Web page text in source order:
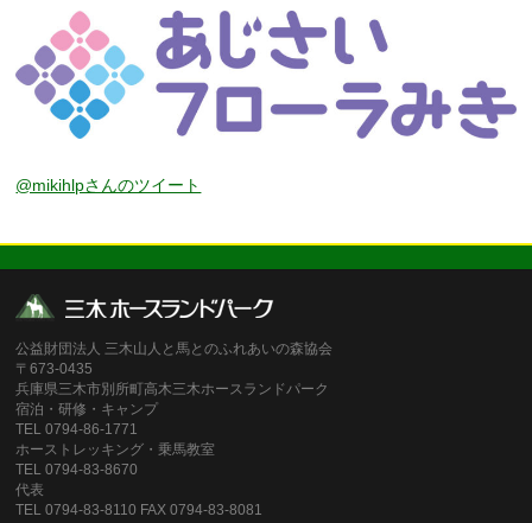
@mikihlpさんのツイート
公益財団法人 三木山人と馬とのふれあいの森協会
〒673-0435
兵庫県三木市別所町高木三木ホースランドパーク
宿泊・研修・キャンプ
TEL 0794-86-1771
ホーストレッキング・乗馬教室
TEL 0794-83-8670
代表
TEL 0794-83-8110 FAX 0794-83-8081